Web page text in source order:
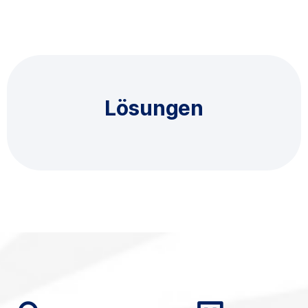
Lösungen
Wir finden die effizientesten und
kostengünstigsten Lösungen für Sie.